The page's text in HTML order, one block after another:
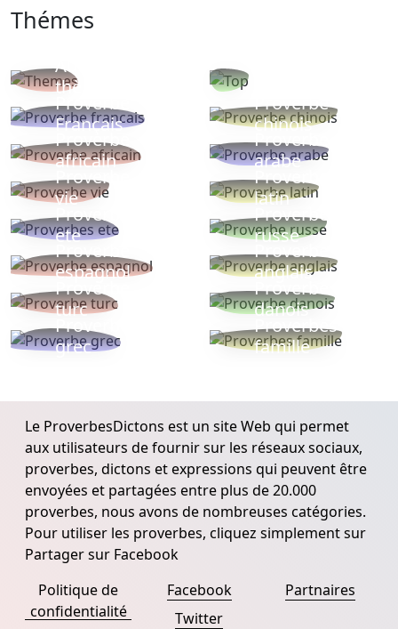
Thémes
Autres
thèmes
Proverbe
Français
Proverbe
chinois
Proverbe
africain
Proverbe
arabe
Proverbe
vie
Proverbe
latin
Proverbes
ete
Proverbe
russe
Proverbe
espagnol
Proverbe
anglais
Proverbe
turc
Proverbe
danois
Proverbe
grec
Proverbes
famille
Le ProverbesDictons est un site Web qui permet
aux utilisateurs de fournir sur les réseaux sociaux,
proverbes, dictons et expressions qui peuvent être
envoyées et partagées entre plus de 20.000
proverbes, nous avons de nombreuses catégories.
Pour utiliser les proverbes, cliquez simplement sur
Partager sur Facebook
Politique de
confidentialité
Facebook
Twitter
Partnaires